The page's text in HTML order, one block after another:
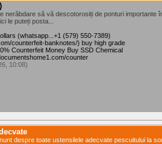
nerăbdare să vă descotorosiți de ponturi importante
le puteți posta...
(whatsapp...+1 (579) 550-7389)
counterfeit-banknotes/) buy high grade
Counterfeit Money Buy SSD Chemical
counter
10:08)
despre toate ustensilele adecvate pescuitului la